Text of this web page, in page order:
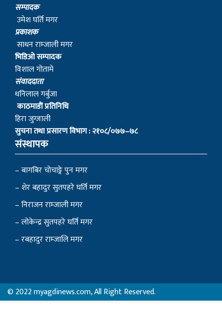
सम्पादक
उमेश घर्ति मगर
प्रकाशक
साधन राम्जाली मगर
भिडिओ सम्पादक
विशाल गोतामे
स‌ंवाददाता
धनिलाल गर्बुजा
काठमाडाैं प्रतिनिधि
हिरा जुग्जाली
सुचना तथा प्रसारण विभाग : २१०८/०७७–७८
संस्थापक
– बागबिर चोचाङ्गे पुन मगर
– शेर बहादुर सुतपहरे घर्ति मगर
– निराजन राम्जाली मगर
– लोकेन्द्र सुतपहरे घर्ति मगर
– रबहादुर राम्जालि मगर
© 2022 myagdinews.com, All Right Reserved.